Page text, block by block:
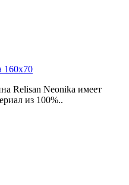
160x70
Relisan Neonika имеет
из 100%..